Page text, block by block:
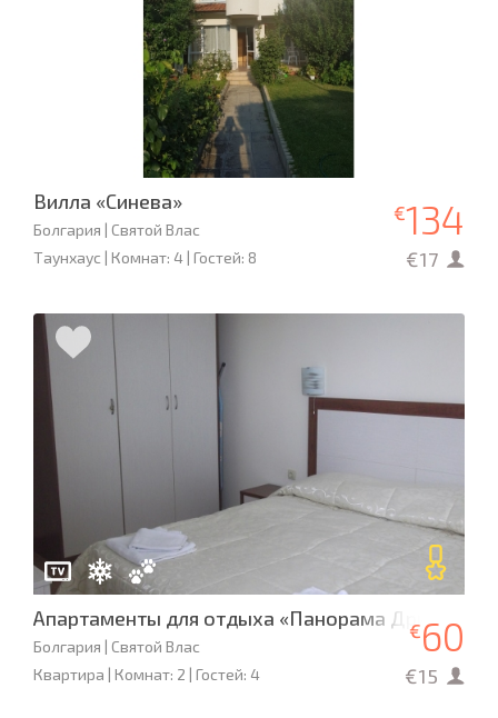
Вилла «Синева»
Болгария | Святой Влас
Таунхаус | Комнат: 4 | Гостей: 8
€134
€17
Апартаменты для отдыха «Панорама Дримс» L-
Болгария | Святой Влас
Квартира | Комнат: 2 | Гостей: 4
€60
€15